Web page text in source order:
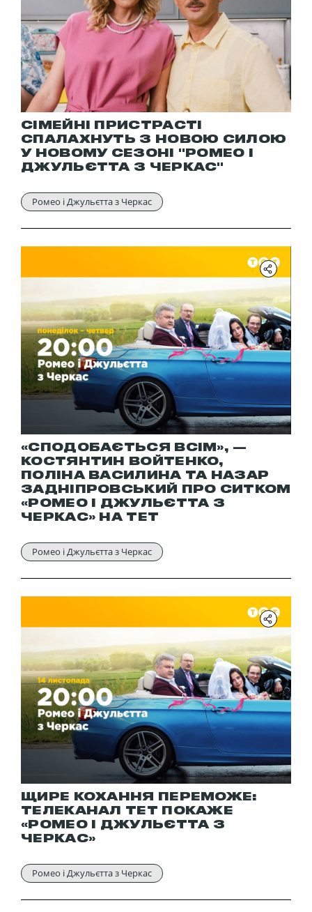
СІМЕЙНІ ПРИСТРАСТІ
СПАЛАХНУТЬ З НОВОЮ СИЛОЮ
У НОВОМУ СЕЗОНІ "РОМЕО І
ДЖУЛЬЄТТА З ЧЕРКАС"
Ромео і Джульєтта з Черкас
«СПОДОБАЄТЬСЯ ВСІМ», —
КОСТЯНТИН ВОЙТЕНКО,
ПОЛІНА ВАСИЛИНА ТА НАЗАР
ЗАДНІПРОВСЬКИЙ ПРО СИТКОМ
«РОМЕО І ДЖУЛЬЄТТА З
ЧЕРКАС» НА ТЕТ
Ромео і Джульєтта з Черкас
ЩИРЕ КОХАННЯ ПЕРЕМОЖЕ:
ТЕЛЕКАНАЛ ТЕТ ПОКАЖЕ
«РОМЕО І ДЖУЛЬЄТТА З
ЧЕРКАС»
Ромео і Джульєтта з Черкас